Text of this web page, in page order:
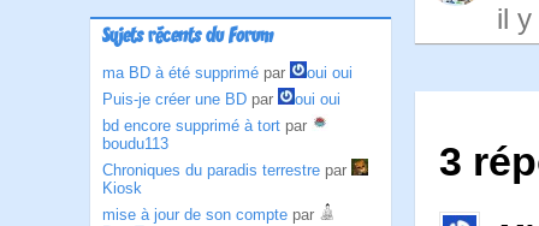
Sujets récents du Forum
ma BD à été supprimé par
oui oui
Puis-je créer une BD par
oui oui
bd encore supprimé à tort par
boudu113
Chroniques du paradis terrestre par
Kiosk
mise à jour de son compte par
il y
3